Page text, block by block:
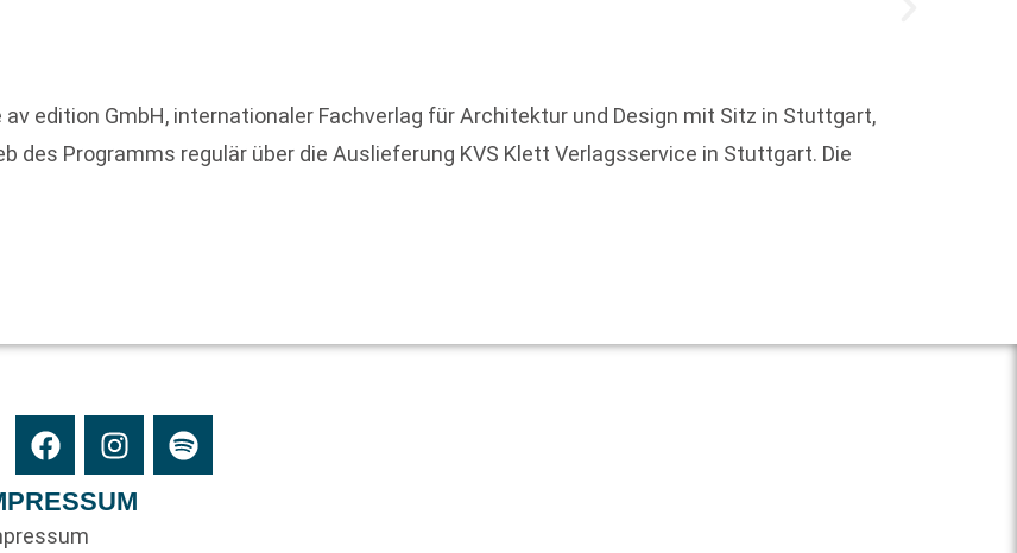
edition GmbH, internationaler Fachverlag für Architektur und Design mit Sitz in Stuttgart,
des Programms regulär über die Auslieferung KVS Klett Verlagsservice in Stuttgart. Die